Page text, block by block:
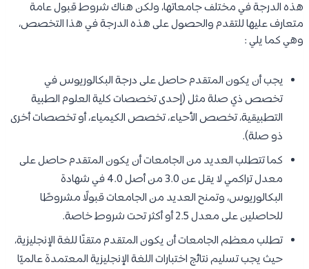
هذه الدرجة في مختلف جامعاتها، ولكن هناك شروط قبول عامة
متعارف عليها للتقدم والحصول على هذه الدرجة في هذا التخصص،
وهي كما يلي :
يجب أن يكون المتقدم حاصل على درجة البكالوريوس في
تخصص ذي صلة مثل (إحدى تخصصات كلية العلوم الطبية
التطبيقية، تخصص الأحياء، تخصص الكيمياء، أو تخصصات أخرى
ذو صلة).
كما تتطلب العديد من الجامعات أن يكون المتقدم حاصل على
معدل تراكمي لا يقل عن 3.0 من أصل 4.0 في شهادة
البكالوريوس، وتمنح العديد من الجامعات قبولًا مشروطًا
للحاصلين على معدل 2.5 أو أكثر تحت شروط خاصة.
تطلب معظم الجامعات أن يكون المتقدم متقنًا للغة الإنجليزية،
حيث يجب تسليم نتائج اختبارات اللغة الإنجليزية المعتمدة عالميًا